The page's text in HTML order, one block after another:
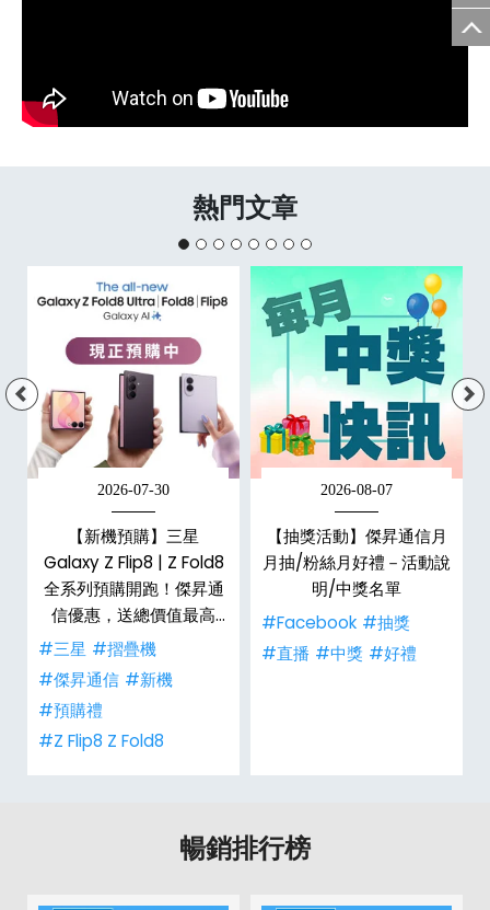
熱門文章
2026-07-30
【新機預購】三星
Galaxy Z Flip8 | Z Fold8
全系列預購開跑！傑昇通
信優惠，送總價值最高
$2,180 好禮
#三星 #摺疊機
#傑昇通信 #新機
#預購禮
#Z Flip8 Z Fold8
2026-08-07
【抽獎活動】傑昇通信月
月抽/粉絲月好禮－活動說
明/中獎名單
#Facebook #抽獎
#直播 #中獎 #好禮
暢銷排行榜